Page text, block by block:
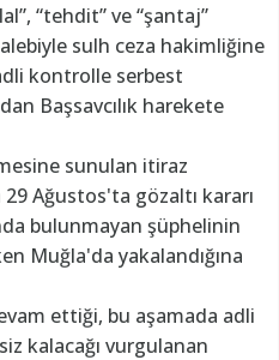
“tehdit” ve “şantaj”
sulh ceza hakimliğine
kontrolle serbest
Başsavcılık harekete
sunulan itiraz
Ağustos'ta gözaltı kararı
bulunmayan şüphelinin
Muğla'da yakalandığına
ettiği, bu aşamada adli
kalacağı vurgulanan